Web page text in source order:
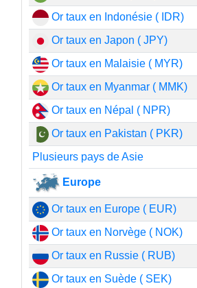
Or taux en Indonésie ( IDR)
Or taux en Japon ( JPY)
Or taux en Malaisie ( MYR)
Or taux en Myanmar ( MMK)
Or taux en Népal ( NPR)
Or taux en Pakistan ( PKR)
Plusieurs pays de Asie
Europe
Or taux en Europe ( EUR)
Or taux en Norvège ( NOK)
Or taux en Russie ( RUB)
Or taux en Suède ( SEK)